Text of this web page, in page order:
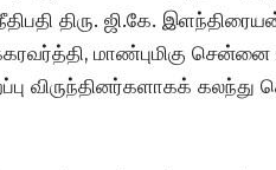
திரு. ஜி.கே.
மாண்புமிகு
விருந்தினர்களாகக்